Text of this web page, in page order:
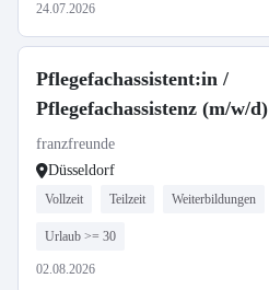
24.07.2026
Pflegefachassistent:in /
Pflegefachassistenz (m/w/d)
franzfreunde
Düsseldorf
Vollzeit Teilzeit Weiterbildungen
Urlaub >= 30
02.08.2026